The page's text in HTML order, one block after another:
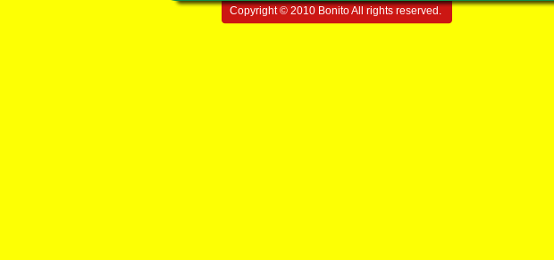
Copyright © 2010 Bonito All rights reserved.